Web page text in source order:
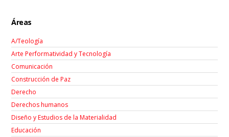
Áreas
A/Teología
Arte Performatividad y Tecnología
Comunicación
Construcción de Paz
Derecho
Derechos humanos
Diseño y Estudios de la Materialidad
Educación